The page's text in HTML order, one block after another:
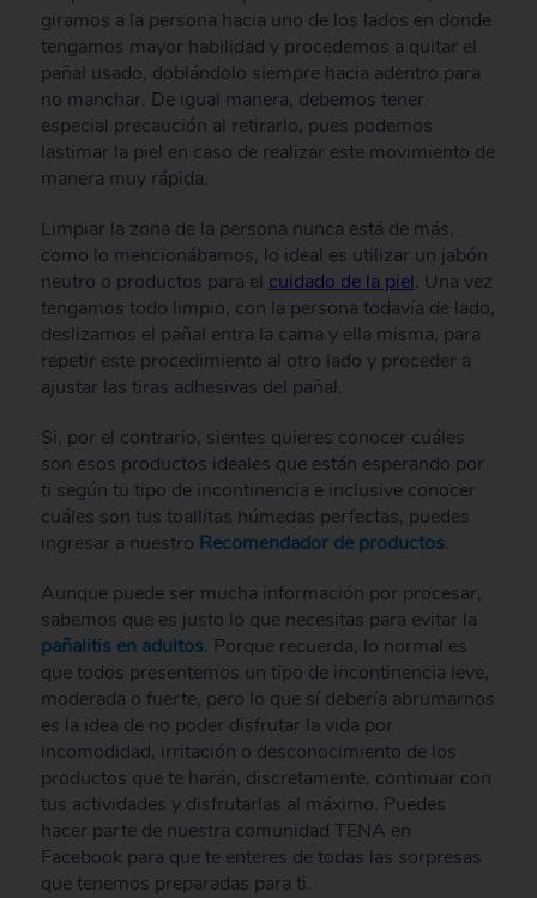
giramos a la persona hacia uno de los lados en donde
tengamos mayor habilidad y procedemos a quitar el
pañal usado, doblándolo siempre hacia adentro para
no manchar. De igual manera, debemos tener
especial precaución al retirarlo, pues podemos
lastimar la piel en caso de realizar este movimiento de
manera muy rápida.
Limpiar la zona de la persona nunca está de más,
como lo mencionábamos, lo ideal es utilizar un jabón
neutro o productos para el cuidado de la piel. Una vez
tengamos todo limpio, con la persona todavía de lado,
deslizamos el pañal entra la cama y ella misma, para
repetir este procedimiento al otro lado y proceder a
ajustar las tiras adhesivas del pañal.
Si, por el contrario, sientes quieres conocer cuáles
son esos productos ideales que están esperando por
ti según tu tipo de incontinencia e inclusive conocer
cuáles son tus toallitas húmedas perfectas, puedes
ingresar a nuestro Recomendador de productos.
Aunque puede ser mucha información por procesar,
sabemos que es justo lo que necesitas para evitar la
pañalitis en adultos. Porque recuerda, lo normal es
que todos presentemos un tipo de incontinencia leve,
moderada o fuerte, pero lo que sí debería abrumarnos
es la idea de no poder disfrutar la vida por
incomodidad, irritación o desconocimiento de los
productos que te harán, discretamente, continuar con
tus actividades y disfrutarlas al máximo. Puedes
hacer parte de nuestra comunidad TENA en
Facebook para que te enteres de todas las sorpresas
que tenemos preparadas para ti.